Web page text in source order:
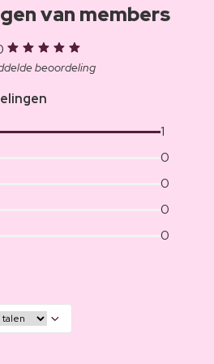
van members
beoordeling
1
0
0
0
0